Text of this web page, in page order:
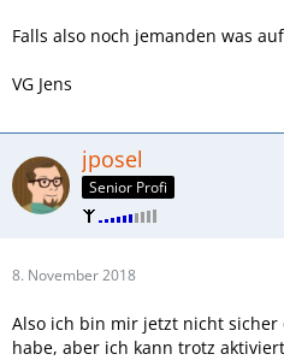
Falls also noch jemanden was
VG Jens
jposel
Senior Profi
8. November 2018
Also ich bin mir jetzt nicht
habe, aber ich kann trotz